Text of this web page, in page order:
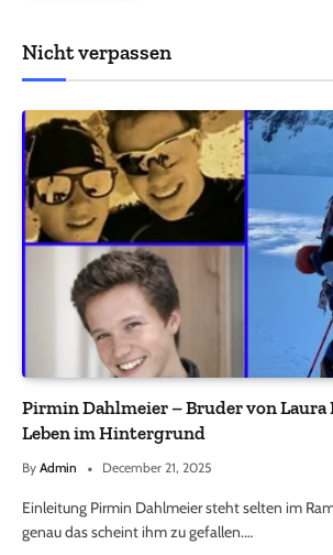
Nicht verpassen
Pirmin Dahlmeier – Bruder von Laura
Leben im Hintergrund
By Admin December 21, 2025
Einleitung Pirmin Dahlmeier steht selten im
genau das scheint ihm zu gefallen.…